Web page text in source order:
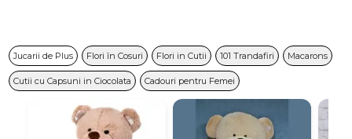
Jucarii de Plus Flori în Cosuri Flori in Cutii 101 Trandafiri Macarons
Cutii cu Capsuni in Ciocolata Cadouri pentru Femei